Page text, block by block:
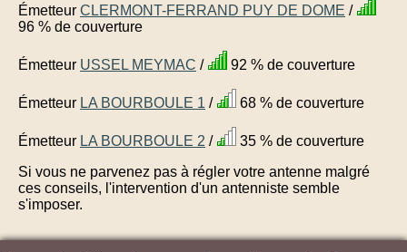
Émetteur CLERMONT-FERRAND PUY DE DOME /
96 % de couverture
Émetteur USSEL MEYMAC / 92 % de couverture
Émetteur LA BOURBOULE 1 / 68 % de couverture
Émetteur LA BOURBOULE 2 /
35 % de couverture
Si vous ne parvenez pas à régler votre antenne malgré
ces conseils, l'intervention d'un antenniste semble
s'imposer.